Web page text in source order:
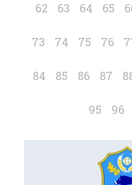
62 63 64 65
73 74 75 76
84 85 86 87
95 96